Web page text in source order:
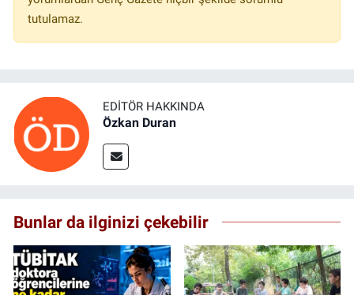
tutulamaz.
EDITÖR HAKKINDA
Özkan Duran
Bunlar da ilginizi çekebilir